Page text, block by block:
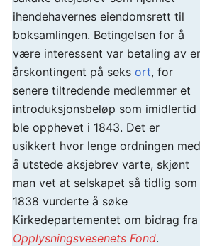
ihendehavernes eiendomsrett til
boksamlingen. Betingelsen for å
være interessent var betaling av
årskontingent på seks ort, for
senere tiltredende medlemmer et
introduksjonsbeløp som imidlertid
ble opphevet i 1843. Det er
usikkert hvor lenge ordningen med
å utstede aksjebrev varte, skjønt
man vet at selskapet så tidlig som
1838 vurderte å søke
Kirkedepartementet om bidrag fra
Opplysningsvesenets Fond.